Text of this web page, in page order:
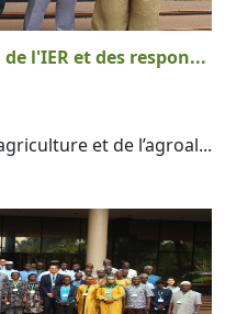
l'IER et des respon...
et de l’agroal...